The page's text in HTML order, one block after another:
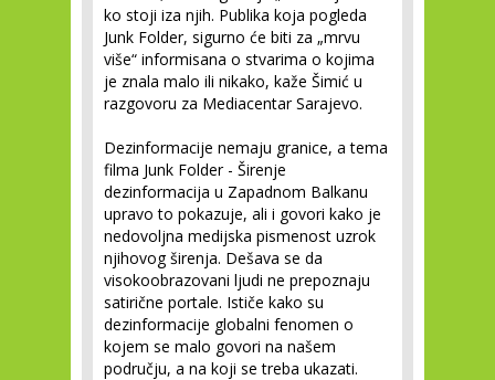
ko stoji iza njih. Publika koja pogleda
Junk Folder, sigurno će biti za „mrvu
više“ informisana o stvarima o kojima
je znala malo ili nikako, kaže Šimić u
razgovoru za Mediacentar Sarajevo.
Dezinformacije nemaju granice, a tema
filma Junk Folder - Širenje
dezinformacija u Zapadnom Balkanu
upravo to pokazuje, ali i govori kako je
nedovoljna medijska pismenost uzrok
njihovog širenja. Dešava se da
visokoobrazovani ljudi ne prepoznaju
satirične portale. Ističe kako su
dezinformacije globalni fenomen o
kojem se malo govori na našem
području, a na koji se treba ukazati.